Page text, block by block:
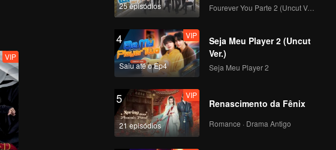
VIP
25 episódios Fourever You Parte 2 (Uncut Ver.)
4
Saiu até o Ep4
VIP
Seja Meu Player 2 (Uncut
Ver.)
Seja Meu Player 2
5
21 episódios
VIP
Renascimento da Fênix
Romance · Drama Antigo